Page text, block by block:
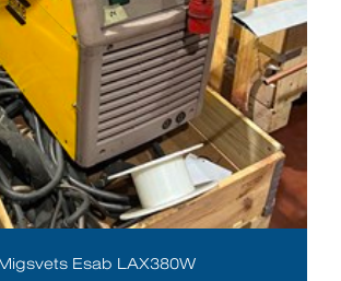
Esab LAX380W